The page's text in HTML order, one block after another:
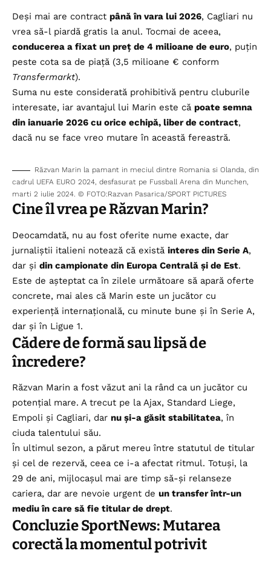
Deși mai are contract până în vara lui 2026, Cagliari nu
vrea să-l piardă gratis la anul. Tocmai de aceea,
conducerea a fixat un preț de 4 milioane de euro, puțin
peste cota sa de piață (3,5 milioane € conform
Transfermarkt).
Suma nu este considerată prohibitivă pentru cluburile
interesate, iar avantajul lui Marin este că poate semna
din ianuarie 2026 cu orice echipă, liber de contract,
dacă nu se face vreo mutare în această fereastră.
Răzvan Marin la pamant in meciul dintre Romania si Olanda, din
cadrul UEFA EURO 2024, desfasurat pe Fussball Arena din Munchen,
marti 2 iulie 2024. © FOTO:Razvan Pasarica/SPORT PICTURES
Cine îl vrea pe Răzvan Marin?
Deocamdată, nu au fost oferite nume exacte, dar
jurnaliștii italieni notează că există interes din Serie A,
dar și din campionate din Europa Centrală și de Est.
Este de așteptat ca în zilele următoare să apară oferte
concrete, mai ales că Marin este un jucător cu
experiență internațională, cu minute bune și în Serie A,
dar și în Ligue 1.
Cădere de formă sau lipsă de
încredere?
Răzvan Marin a fost văzut ani la rând ca un jucător cu
potențial mare. A trecut pe la Ajax, Standard Liege,
Empoli și Cagliari, dar nu și-a găsit stabilitatea, în
ciuda talentului său.
În ultimul sezon, a părut mereu între statutul de titular
și cel de rezervă, ceea ce i-a afectat ritmul. Totuși, la
29 de ani, mijlocașul mai are timp să-și relanseze
cariera, dar are nevoie urgent de un transfer într-un
mediu în care să fie titular de drept.
Concluzie SportNews: Mutarea
corectă la momentul potrivit